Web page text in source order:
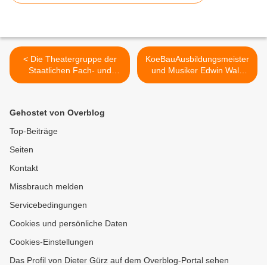
< Die Theatergruppe der
Staatlichen Fach- und
Technikerschule
Günther Stadtmüller mit
Nikolai Gogol's "Der
KoeBauAusbildungsmeister
und Musiker Edwin Wald
feiert am Sonntag (3. April)
Gehostet von Overblog
Top-Beiträge
Seiten
Kontakt
Missbrauch melden
Servicebedingungen
Cookies und persönliche Daten
Cookies-Einstellungen
Das Profil von Dieter Gürz auf dem Overblog-Portal sehen